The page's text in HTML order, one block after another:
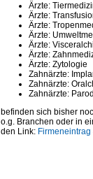
Ärzte:
Ärzte:
Ärzte:
Ärzte:
Ärzte:
Ärzte:
Ärzte: Zytologie
Zahnärzte:
Zahnärzte:
Zahnärzte:
befinden sich bisher
o.g. Branchen oder in
den Link: